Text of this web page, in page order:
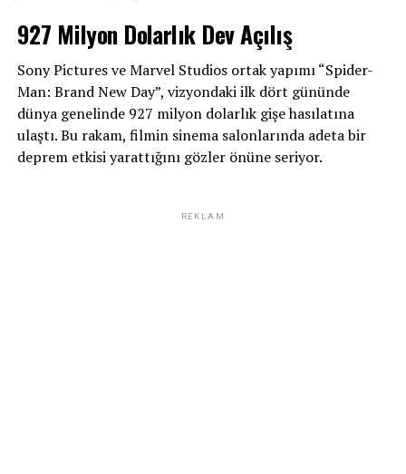
İlayda Alişan ise sosyal medya hesabında güllerle verdiği
pozu paylaştı.
927 Milyon Dolarlık Dev Açılış
Sony Pictures ve Marvel Studios ortak yapımı “Spider-
Man: Brand New Day”, vizyondaki ilk dört gününde
dünya genelinde 927 milyon dolarlık gişe hasılatına
ulaştı. Bu rakam, filmin sinema salonlarında adeta bir
deprem etkisi yarattığını gözler önüne seriyor.
REKLAM